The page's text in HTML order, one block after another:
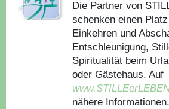
Die Partner von
schenken einen
Einkehren und
Entschleunigung,
Spiritualität beim
oder Gästehaus. Auf
nähere Informationen.